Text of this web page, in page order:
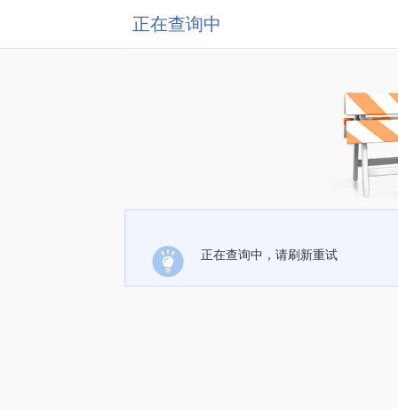
正在查询中
正在查询中，请刷新重试